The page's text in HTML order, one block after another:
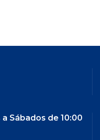
a Sábados de 10:00